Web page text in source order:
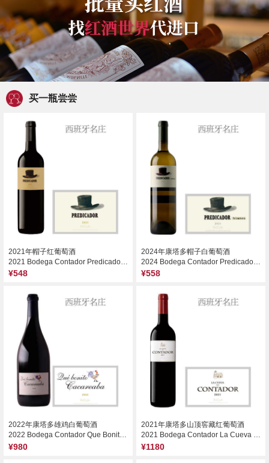
买一瓶尝尝
2021年帽子红葡萄酒
2021 Bodega Contador Predicador, Rioja, Spain
¥548
2024年康塔多帽子白葡萄酒
2024 Bodega Contador Predicador Blanco, Rioja, Spain
¥558
2022年康塔多雄鸡白葡萄酒
2022 Bodega Contador Que Bonito Cacareaba, Rioja, Spain
¥980
2021年康塔多山顶窖藏红葡萄酒
2021 Bodega Contador La Cueva del Contador, Rioja, Spain
¥1180